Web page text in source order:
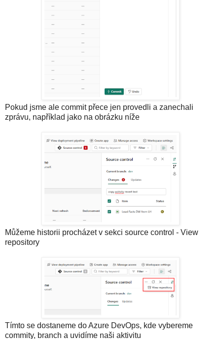
Pokud jsme ale commit přece jen provedli a zanechali
zprávu, například jako na obrázku níže
Můžeme historii procházet v sekci source control - View
repository
Tímto se dostaneme do Azure DevOps, kde vybereme
commity, branch a uvidíme naši aktivitu